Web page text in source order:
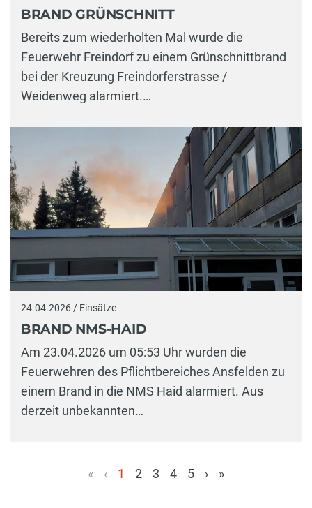
BRAND GRÜNSCHNITT
Bereits zum wiederholten Mal wurde die
Feuerwehr Freindorf zu einem Grünschnittbrand
bei der Kreuzung Freindorferstrasse /
Weidenweg alarmiert.…
24.04.2026 / Einsätze
BRAND NMS-HAID
Am 23.04.2026 um 05:53 Uhr wurden die
Feuerwehren des Pflichtbereiches Ansfelden zu
einem Brand in die NMS Haid alarmiert. Aus
derzeit unbekannten…
« ‹
1
2 3 4 5 › »